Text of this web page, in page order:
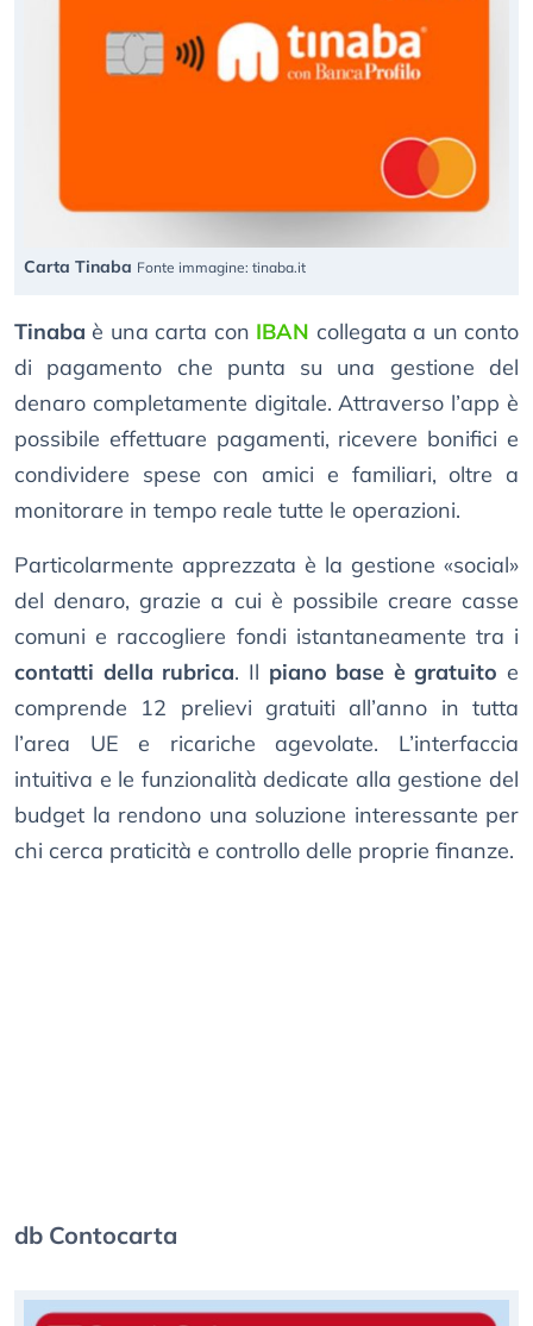
Carta Tinaba Fonte immagine: tinaba.it
Tinaba è una carta con IBAN collegata a un conto
di pagamento che punta su una gestione del
denaro completamente digitale. Attraverso l’app è
possibile effettuare pagamenti, ricevere bonifici e
condividere spese con amici e familiari, oltre a
monitorare in tempo reale tutte le operazioni.
Particolarmente apprezzata è la gestione «social»
del denaro, grazie a cui è possibile creare casse
comuni e raccogliere fondi istantaneamente tra i
contatti della rubrica. Il piano base è gratuito e
comprende 12 prelievi gratuiti all’anno in tutta
l’area UE e ricariche agevolate. L’interfaccia
intuitiva e le funzionalità dedicate alla gestione del
budget la rendono una soluzione interessante per
chi cerca praticità e controllo delle proprie finanze.
db Contocarta